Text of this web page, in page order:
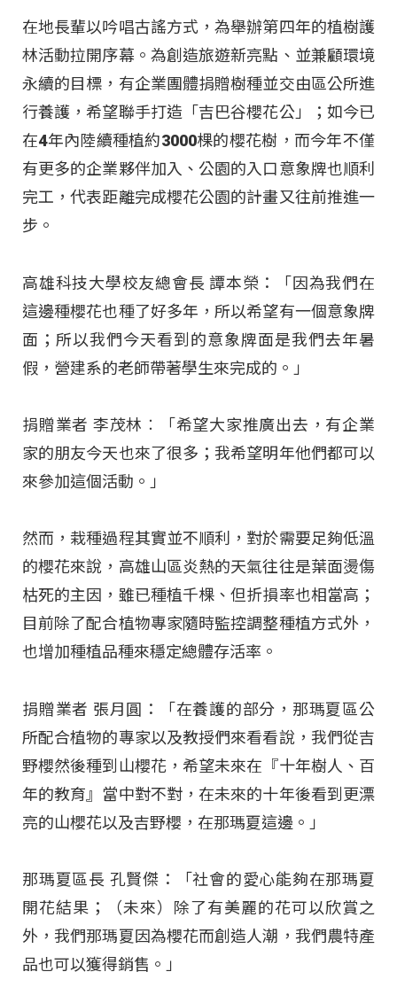
在地長輩以吟唱古謠方式，為舉辦第四年的植樹護
林活動拉開序幕。為創造旅遊新亮點、並兼顧環境
永續的目標，有企業團體捐贈樹種並交由區公所進
行養護，希望聯手打造「吉巴谷櫻花公」；如今已
在4年內陸續種植約3000棵的櫻花樹，而今年不僅
有更多的企業夥伴加入、公園的入口意象牌也順利
完工，代表距離完成櫻花公園的計畫又往前推進一
步。
高雄科技大學校友總會長 譚本榮：「因為我們在
這邊種櫻花也種了好多年，所以希望有一個意象牌
面；所以我們今天看到的意象牌面是我們去年暑
假，營建系的老師帶著學生來完成的。」
捐贈業者 李茂林︰「希望大家推廣出去，有企業
家的朋友今天也來了很多；我希望明年他們都可以
來參加這個活動。」
然而，栽種過程其實並不順利，對於需要足夠低溫
的櫻花來說，高雄山區炎熱的天氣往往是葉面燙傷
枯死的主因，雖已種植千棵、但折損率也相當高；
目前除了配合植物專家隨時監控調整種植方式外，
也增加種植品種來穩定總體存活率。
捐贈業者 張月圓：「在養護的部分，那瑪夏區公
所配合植物的專家以及教授們來看看說，我們從吉
野櫻然後種到山櫻花，希望未來在『十年樹人、百
年的教育』當中對不對，在未來的十年後看到更漂
亮的山櫻花以及吉野櫻，在那瑪夏這邊。」
那瑪夏區長 孔賢傑：「社會的愛心能夠在那瑪夏
開花結果；（未來）除了有美麗的花可以欣賞之
外，我們那瑪夏因為櫻花而創造人潮，我們農特產
品也可以獲得銷售。」